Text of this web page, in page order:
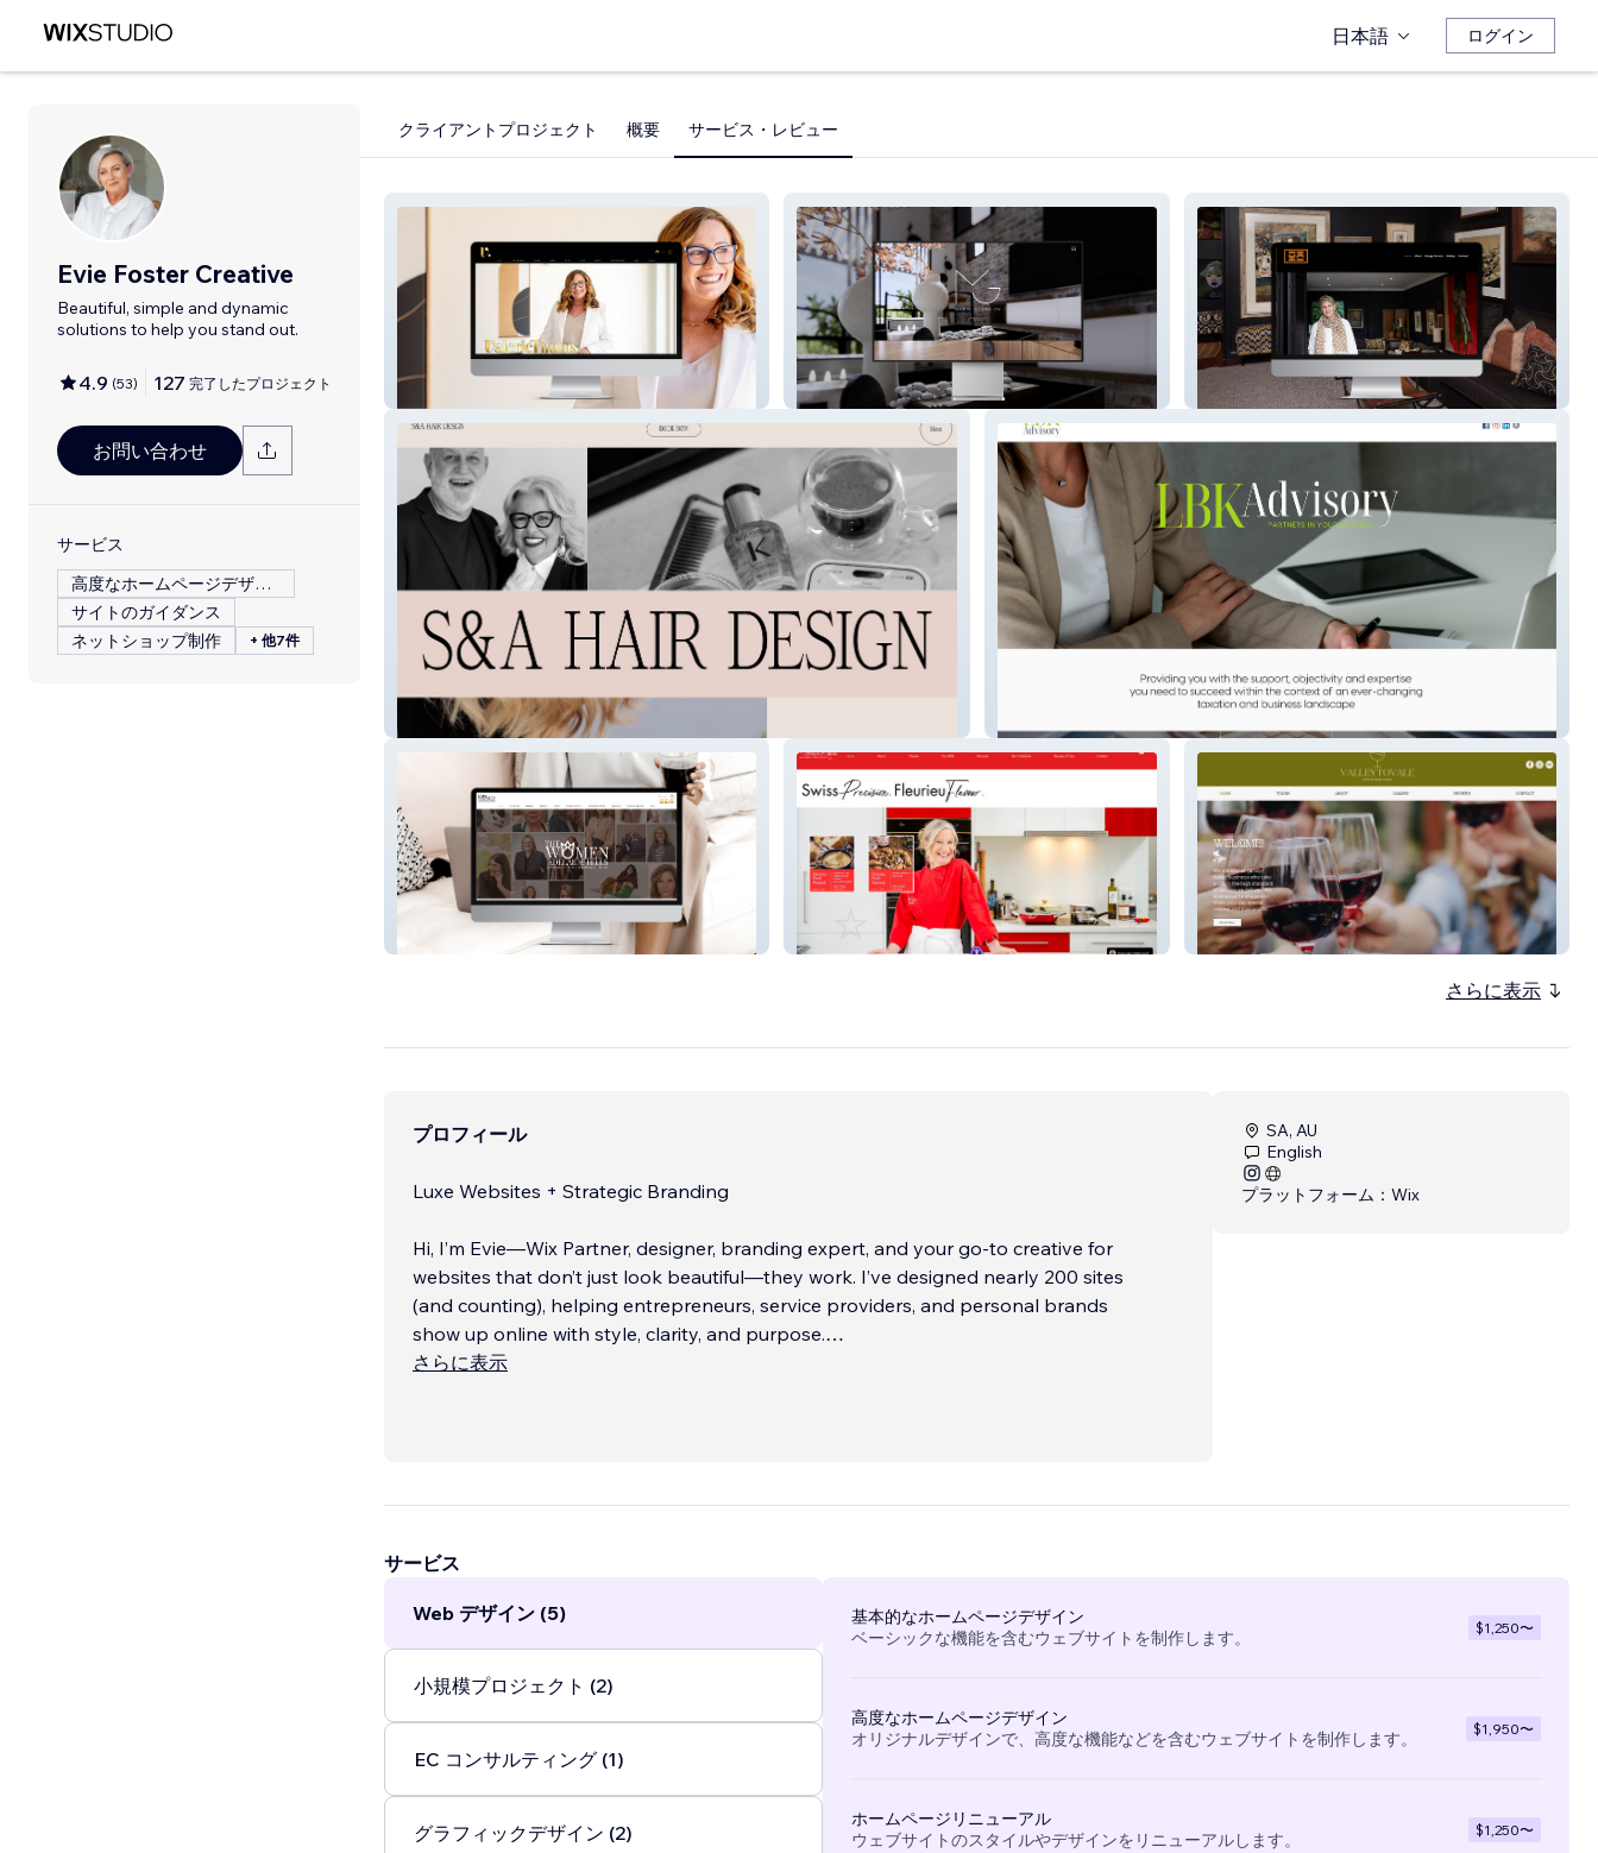
日本語 ログイン
Evie Foster Creative
Beautiful, simple and dynamic
solutions to help you stand out.
4.9 (53) 127 完了したプロジェクト
お問い合わせ
サービス
高度なホームページデザイン
サイトのガイダンス
ネットショップ制作
+ 他7件
クライアントプロジェクト 概要 サービス・レビュー
Maria Georgiou Kiki Stylist
S&A Hair Design
The Women Adelaide Hills Anita Robin Valley To Vale Wine Tours
さらに表示
プロフィール
Luxe Websites + Strategic Branding
Hi, I’m Evie—Wix Partner, designer, branding expert, and your go-to creative for
websites that don’t just look beautiful—they work. I’ve designed nearly 200 sites
(and counting), helping entrepreneurs, service providers, and personal brands
show up online with style, clarity, and purpose.
さらに表示
SA, AU
English
プラットフォーム： Wix
サービス
Web デザイン (5)
小規模プロジェクト (2)
EC コンサルティング (1)
グラフィックデザイン (2)
基本的なホームページデザイン
ベーシックな機能を含むウェブサイトを制作します。
$1,250〜
高度なホームページデザイン
オリジナルデザインで、高度な機能などを含むウェブサイトを制作します。
$1,950〜
ホームページリニューアル
ウェブサイトのスタイルやデザインをリニューアルします。
$1,250〜